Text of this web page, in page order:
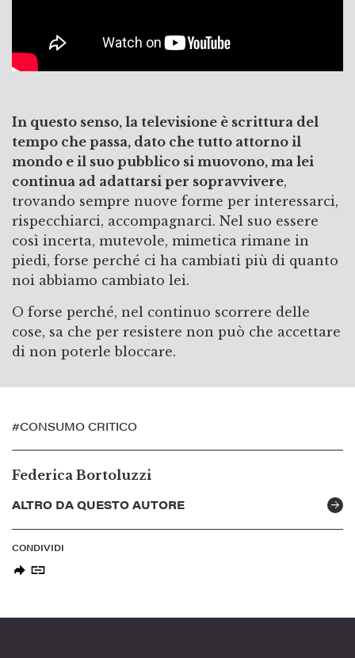
In questo senso, la televisione è scrittura del
tempo che passa, dato che tutto attorno il
mondo e il suo pubblico si muovono, ma lei
continua ad adattarsi per sopravvivere,
trovando sempre nuove forme per interessarci,
rispecchiarci, accompagnarci. Nel suo essere
così incerta, mutevole, mimetica rimane in
piedi, forse perché ci ha cambiati più di quanto
noi abbiamo cambiato lei.
O forse perché, nel continuo scorrere delle
cose, sa che per resistere non può che accettare
di non poterle bloccare.
#CONSUMO CRITICO
Federica Bortoluzzi
ALTRO DA QUESTO AUTORE
CONDIVIDI